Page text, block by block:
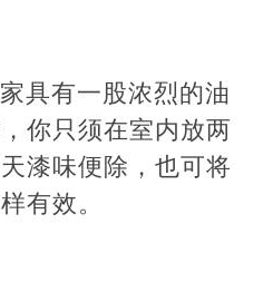
具有一股浓烈的油
你只须在室内放两
漆味便除，也可将
有效。